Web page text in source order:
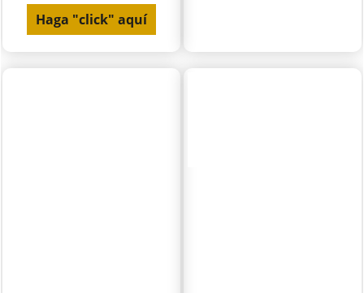
Haga "click" aquí